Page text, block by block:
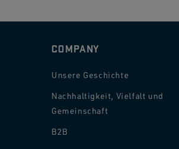
COMPANY
Unsere Geschichte
Nachhaltigkeit, Vielfalt und
Gemeinschaft
B2B